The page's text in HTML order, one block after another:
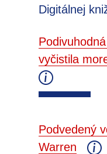
Digitálnej
vyčistila
Podvedený
Warren